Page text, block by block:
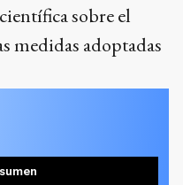
sobre el
medidas adoptadas